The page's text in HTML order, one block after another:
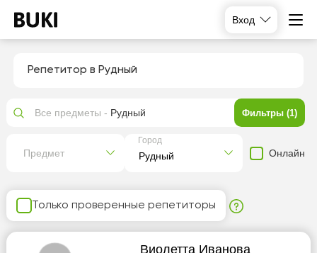
Вход
Репетитор в Рудный
Только проверенные репетиторы
Виолетта Иванова
Все предметы - Рудный Фильтры (1)
Предмет
Город
Онлайн